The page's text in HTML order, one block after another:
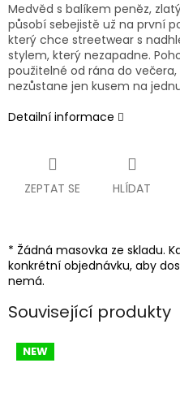
Medvěd s balíkem peněz,
působí sebejistě už na první
který chce streetwear s
stylem, který nezapadne.
použitelné od rána do
nezůstane jen kusem na
Detailní informace
ZEPTAT SE HLÍDAT
* Žádná masovka ze skladu.
konkrétní objednávku, aby
nemá.
Související produkty
NEW